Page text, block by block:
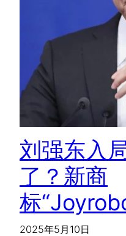
刘强东入
了？新商
标
2025年5月10日